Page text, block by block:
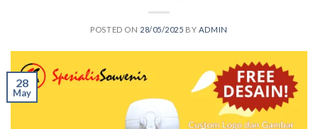
POSTED ON 28/05/2025 BY ADMIN
28
May